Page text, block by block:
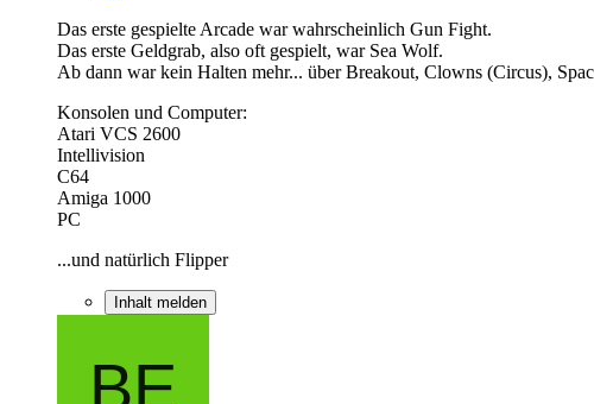
Das erste gespielte Arcade war wahrscheinlich Gun Fight.
Das erste Geldgrab, also oft gespielt, war Sea Wolf.
Ab dann war kein Halten mehr... über Breakout, Clowns (Circus),
Konsolen und Computer:
Atari VCS 2600
Intellivision
C64
Amiga 1000
PC
...und natürlich Flipper
Inhalt melden